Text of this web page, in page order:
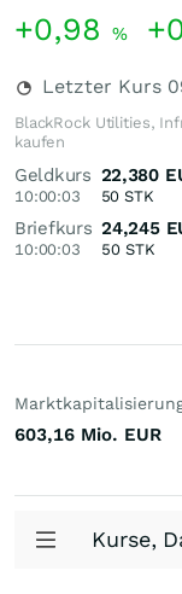
+0,98 %
Letzter Kurs
BlackRock Utilities,
kaufen
Geldkurs
10:00:03
22,380
50 STK
Briefkurs
10:00:03
24,245
50 STK
603,16 Mio. EUR
Kurse,